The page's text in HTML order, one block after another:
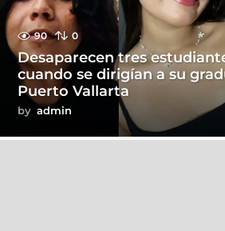
90 0
Desaparecen tres
cuando se dirigían a su
Puerto Vallarta
by admin